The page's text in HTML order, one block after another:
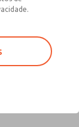
às suas
produto ROSS
sua busca
uma solução